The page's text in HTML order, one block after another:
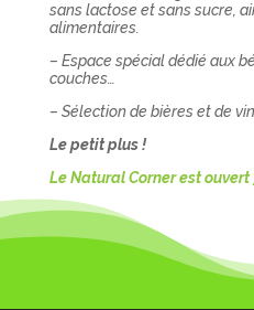
sans lactose et sans sucre,
alimentaires.
– Espace spécial dédié aux
couches…
– Sélection de bières et de
Le petit plus !
Le Natural Corner est ouvert